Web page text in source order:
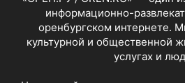
информационно-
оренбургском интернете.
культурной и общественной
услугах и